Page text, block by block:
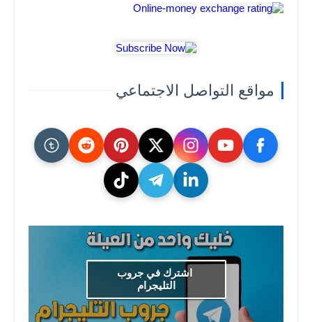
مواقع التواصل الاجتماعي
اشترك في جروب
التليجرام